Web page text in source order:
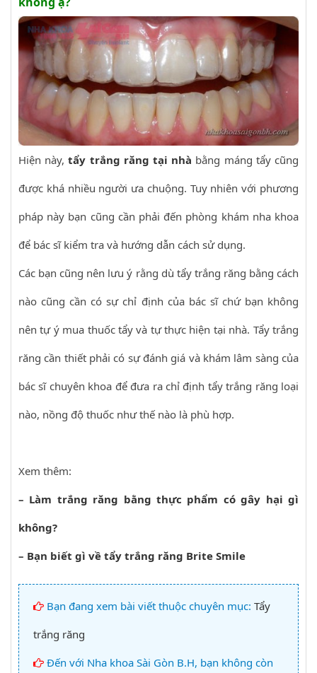
Hiện này,tẩy trắng răng tại nhà bằng máng tẩy cũng
được khá nhiều người ưa chuộng. Tuy nhiên với phương
pháp này bạn cũng cần phải đến phòng khám nha khoa
để bác sĩ kiểm tra và hướng dẫn cách sử dụng.
Các bạn cũng nên lưu ý rằng dù tẩy trắng răng bằng cách
nào cũng cần có sự chỉ định của bác sĩ chứ bạn không
nên tự ý mua thuốc tẩy và tự thực hiện tại nhà. Tẩy trắng
răng cần thiết phải có sự đánh giá và khám lâm sàng của
bác sĩ chuyên khoa để đưa ra chỉ định tẩy trắng răng loại
nào, nồng độ thuốc như thế nào là phù hợp.
Xem thêm:
– Làm trắng răng bằng thực phẩm có gây hại gì
không?
– Bạn biết gì về tẩy trắng răng Brite Smile
Bạn đang xem bài viết thuộc chuyên mục: Tẩy
trắng răng
Đến với Nha khoa Sài Gòn B.H, bạn không còn